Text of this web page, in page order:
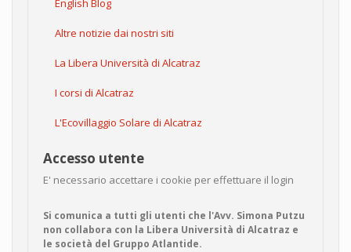
English Blog
Altre notizie dai nostri siti
La Libera Università di Alcatraz
I corsi di Alcatraz
L'Ecovillaggio Solare di Alcatraz
Accesso utente
E' necessario accettare i cookie per effettuare il login
Si comunica a tutti gli utenti che l'Avv. Simona Putzu
non collabora con la Libera Università di Alcatraz e
le società del Gruppo Atlantide.